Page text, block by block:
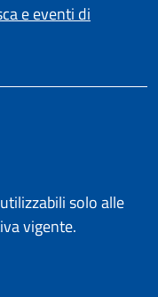
e eventi di
solo alle
vigente.
IN